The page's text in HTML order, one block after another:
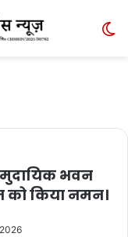
भवन
को किया नमन।